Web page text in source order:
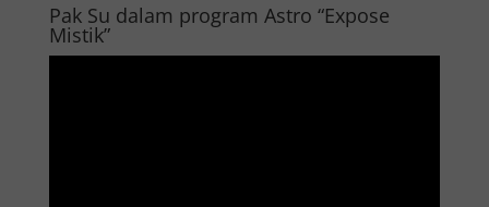
Pak Su dalam program Astro “Expose
Mistik”